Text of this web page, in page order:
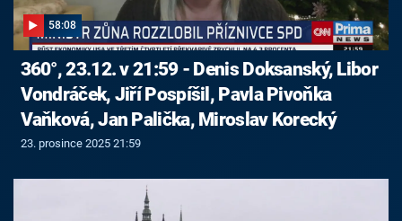
58:08
360°, 23.12. v 21:59 - Denis Doksanský, Libor
Vondráček, Jiří Pospíšil, Pavla Pivoňka
Vaňková, Jan Palička, Miroslav Korecký
23. prosince 2025 21:59